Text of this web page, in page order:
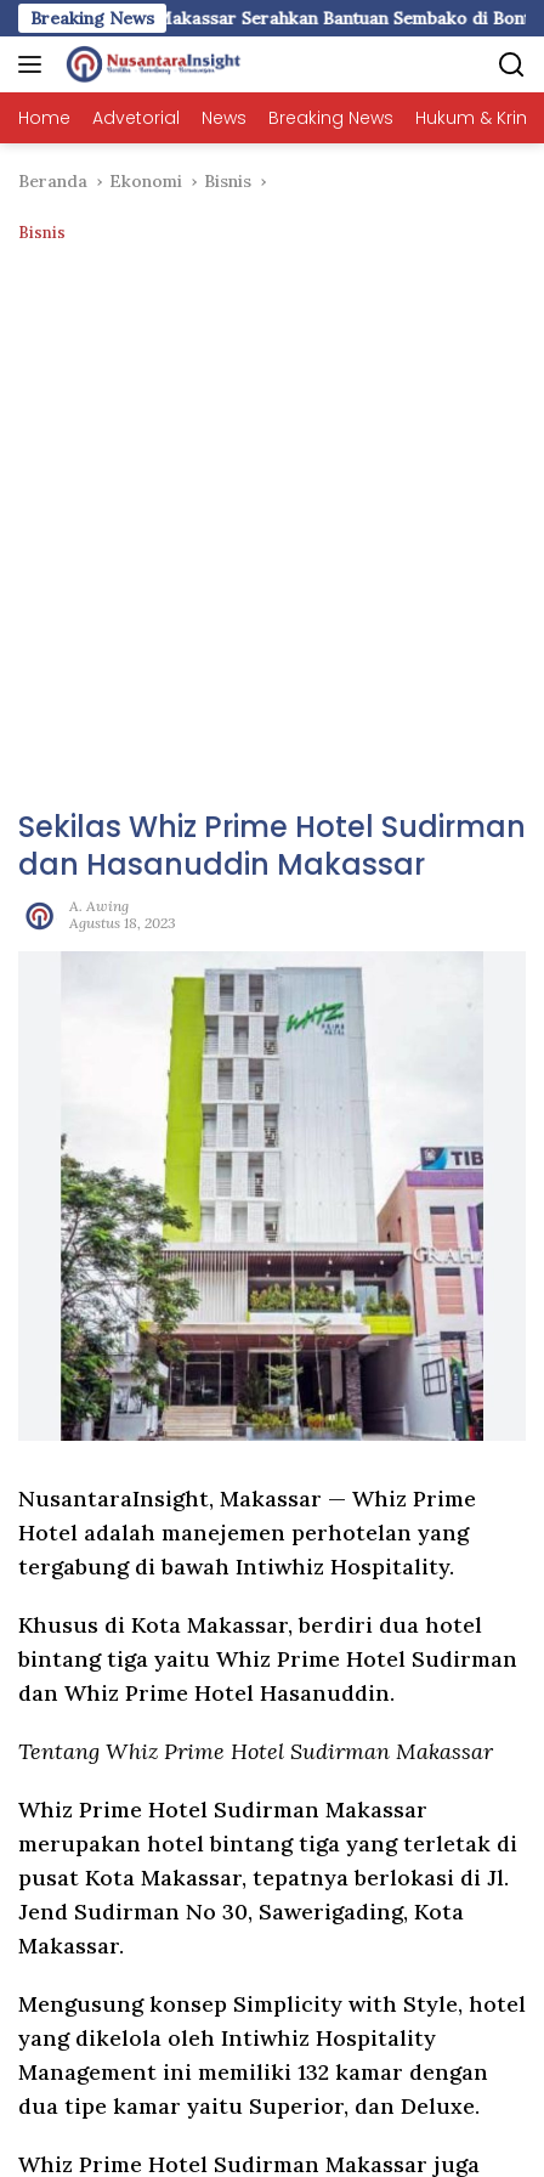
Langsung
ke
konten
Breaking News
Serahkan Bantuan Sembako di Bontoduri PWI Sulsel
Home Advetorial News Breaking News Hukum &
Beranda Ekonomi Bisnis
Bisnis
Sekilas Whiz Prime Hotel Sudirman
dan Hasanuddin Makassar
A. Awing
Agustus 18, 2023
NusantaraInsight, Makassar — Whiz Prime
Hotel adalah manejemen perhotelan yang
tergabung di bawah Intiwhiz Hospitality.
Khusus di Kota Makassar, berdiri dua hotel
bintang tiga yaitu Whiz Prime Hotel Sudirman
dan Whiz Prime Hotel Hasanuddin.
Tentang Whiz Prime Hotel Sudirman Makassar
Whiz Prime Hotel Sudirman Makassar
merupakan hotel bintang tiga yang terletak di
pusat Kota Makassar, tepatnya berlokasi di Jl.
Jend Sudirman No 30, Sawerigading, Kota
Makassar.
Mengusung konsep Simplicity with Style, hotel
yang dikelola oleh Intiwhiz Hospitality
Management ini memiliki 132 kamar dengan
dua tipe kamar yaitu Superior, dan Deluxe.
Whiz Prime Hotel Sudirman Makassar juga